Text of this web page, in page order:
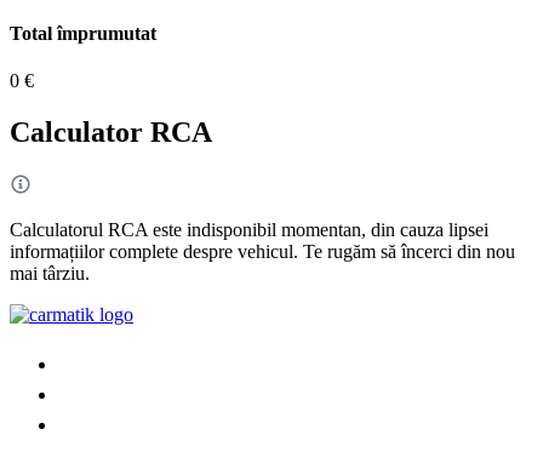
Total împrumutat
0 €
Calculator RCA
Calculatorul RCA este indisponibil momentan, din cauza lipsei
informațiilor complete despre vehicul. Te rugăm să încerci din nou
mai târziu.